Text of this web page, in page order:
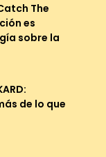
The
es
sobre la
de lo que